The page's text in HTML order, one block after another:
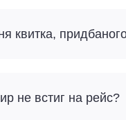
квитка,
не встиг на рейс?